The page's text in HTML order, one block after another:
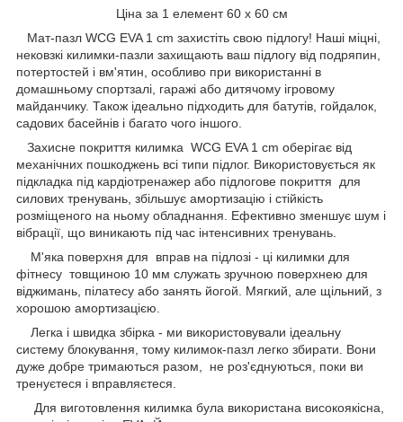
Ціна за 1 елемент 60 х 60 см
Мат-пазл WCG EVA 1 cm захистіть свою підлогу! Наші міцні,
нековзкі килимки-пазли захищають ваш підлогу від подряпин,
потертостей і вм'ятин, особливо при використанні в
домашньому спортзалі, гаражі або дитячому ігровому
майданчику. Також ідеально підходить для батутів, гойдалок,
садових басейнів і багато чого іншого.
Захисне покриття килимка WCG EVA 1 cm оберігає від
механічних пошкоджень всі типи підлог. Використовується як
підкладка під кардіотренажер або підлогове покриття для
силових тренувань, збільшує амортизацію і стійкість
розміщеного на ньому обладнання. Ефективно зменшує шум і
вібрації, що виникають під час інтенсивних тренувань.
М'яка поверхня для вправ на підлозі - ці килимки для
фітнесу товщиною 10 мм служать зручною поверхнею для
віджимань, пілатесу або занять йогой. Мягкий, але щільний, з
хорошою амортизацією.
Легка і швидка збірка - ми використовували ідеальну
систему блокування, тому килимок-пазл легко збирати. Вони
дуже добре тримаються разом, не роз'єднуються, поки ви
тренуєтеся і вправляєтеся.
Для виготовлення килимка була використана високоякісна,